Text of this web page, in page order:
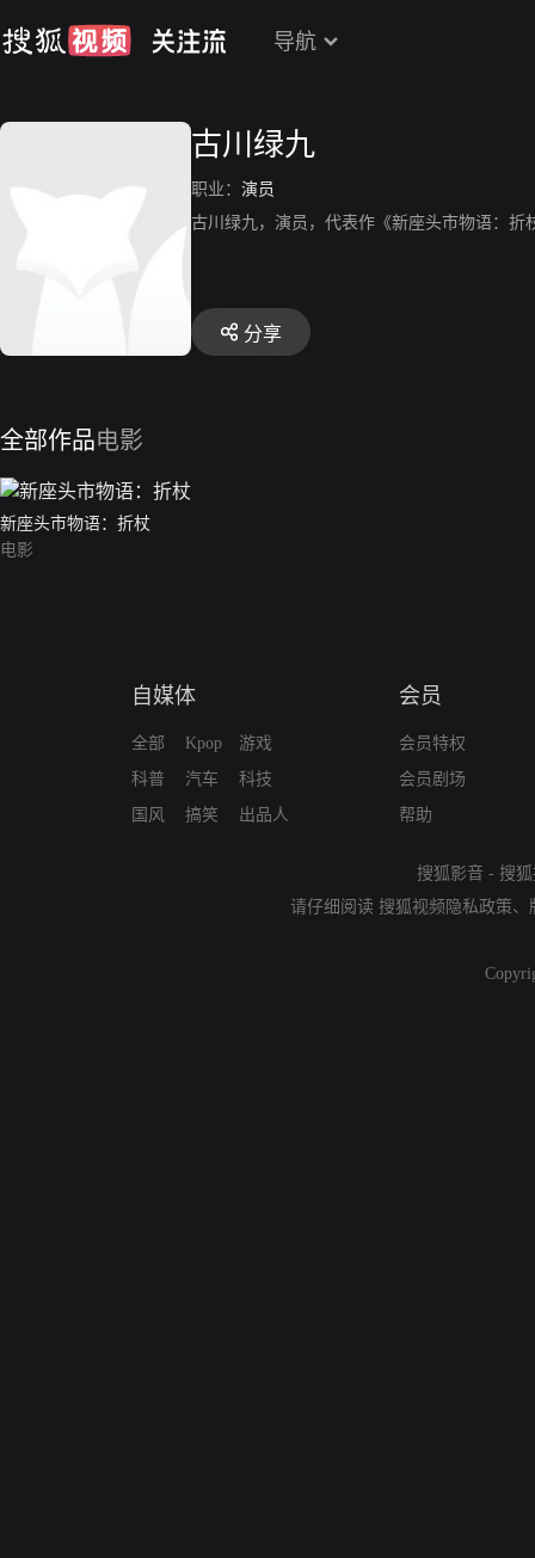
导航
古川绿九
职业： 演员
古川绿九，演员，代表作《新座头市物语：折
分享
全部作品电影
新座头市物语：折杖
电影
自媒体
全部
科普
国风
Kpop
汽车
搞笑
游戏
科技
出品人
会员
会员特权
会员剧场
帮助
搜狐影音 - 搜
请仔细阅读 搜狐视频隐私政策、